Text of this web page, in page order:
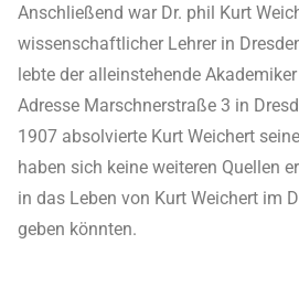
Anschließend war Dr. phil Kurt
wissenschaftlicher Lehrer in
lebte der alleinstehende
Adresse Marschnerstraße 3 in
1907 absolvierte Kurt Weichert
haben sich keine weiteren Quellen
in das Leben von Kurt Weichert im
geben könnten.